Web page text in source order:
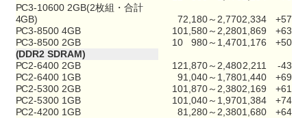
PC3-10600 2GB(2枚組・合計
4GB)
72,180～2,7702,334
+57
PC3-8500 4GB
101,580～2,2801,869
+63
PC3-8500 2GB
10 980～1,4701,176
+50
(DDR2 SDRAM)
PC2-6400 2GB
121,870～2,4802,211
-43
PC2-6400 1GB
91,040～1,7801,440
+69
PC2-5300 2GB
101,870～2,3802,169
+61
PC2-5300 1GB
101,040～1,9701,384
+74
PC2-4200 1GB
81,280～2,3801,680 +64